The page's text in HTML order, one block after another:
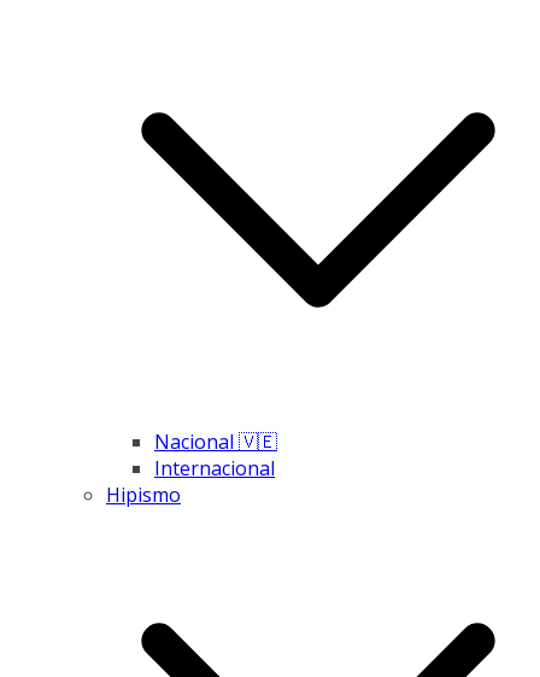
Nacional 🇻🇪
Internacional
Hipismo